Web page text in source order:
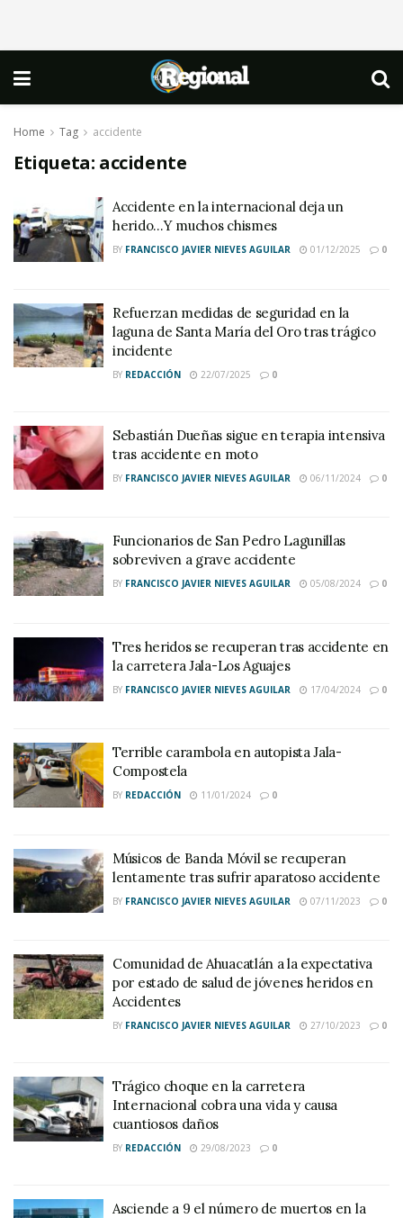
Home Tag accidente
Etiqueta: accidente
Accidente en la internacional deja un
herido…Y muchos chismes
BY FRANCISCO JAVIER NIEVES AGUILAR 01/12/2025 0
Refuerzan medidas de seguridad en la
laguna de Santa María del Oro tras trágico
incidente
BY REDACCIÓN 22/07/2025 0
Sebastián Dueñas sigue en terapia intensiva
tras accidente en moto
BY FRANCISCO JAVIER NIEVES AGUILAR 06/11/2024 0
Funcionarios de San Pedro Lagunillas
sobreviven a grave accidente
BY FRANCISCO JAVIER NIEVES AGUILAR 05/08/2024 0
Tres heridos se recuperan tras accidente en
la carretera Jala-Los Aguajes
BY FRANCISCO JAVIER NIEVES AGUILAR 17/04/2024 0
Terrible carambola en autopista Jala-
Compostela
BY REDACCIÓN 11/01/2024 0
Músicos de Banda Móvil se recuperan
lentamente tras sufrir aparatoso accidente
BY FRANCISCO JAVIER NIEVES AGUILAR 07/11/2023 0
Comunidad de Ahuacatlán a la expectativa
por estado de salud de jóvenes heridos en
Accidentes
BY FRANCISCO JAVIER NIEVES AGUILAR 27/10/2023 0
Trágico choque en la carretera
Internacional cobra una vida y causa
cuantiosos daños
BY REDACCIÓN 29/08/2023 0
Asciende a 9 el número de muertos en la